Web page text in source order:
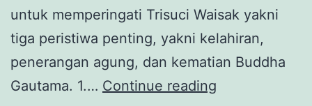
untuk memperingati Trisuci Waisak yakni
tiga peristiwa penting, yakni kelahiran,
penerangan agung, dan kematian Buddha
Gautama. 1.… Continue reading